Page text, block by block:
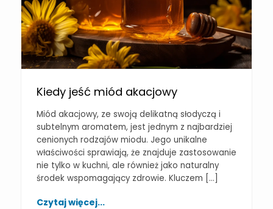
Kiedy jeść miód akacjowy
Miód akacjowy, ze swoją delikatną słodyczą i
subtelnym aromatem, jest jednym z najbardziej
cenionych rodzajów miodu. Jego unikalne
właściwości sprawiają, że znajduje zastosowanie
nie tylko w kuchni, ale również jako naturalny
środek wspomagający zdrowie. Kluczem […]
Czytaj więcej...